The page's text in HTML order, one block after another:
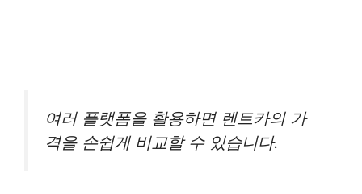
여러 플랫폼을 활용하면 렌트카의 가
격을 손쉽게 비교할 수 있습니다.